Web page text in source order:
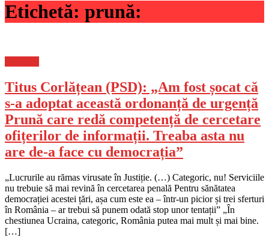
Etichetă: prună:
Titus Corlățean (PSD): „Am fost șocat că
s-a adoptat această ordonanță de urgență
Prună care redă competență de cercetare
ofițerilor de informații. Treaba asta nu
are de-a face cu democrația”
„Lucrurile au rămas virusate în Justiție. (…) Categoric, nu! Serviciile
nu trebuie să mai revină în cercetarea penală Pentru sănătatea
democrației acestei țări, așa cum este ea – într-un picior și trei sferturi
în România – ar trebui să punem odată stop unor tentații” „În
chestiunea Ucraina, categoric, România putea mai mult și mai bine.
[…]